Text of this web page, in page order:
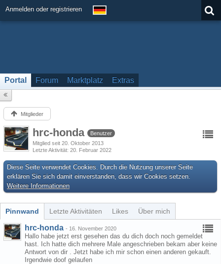
Anmelden oder registrieren
Portal Forum Marktplatz Extras
Mitglieder
hrc-honda
Benutzer
Mitglied seit 20. Oktober 2013
Letzte Aktivität 20. Februar 2022
Diese Seite verwendet Cookies. Durch die Nutzung unserer Seite
erklären Sie sich damit einverstanden, dass wir Cookies setzen.
Weitere Informationen
Pinnwand Letzte Aktivitäten Likes Über mich
hrc-honda - 16. November 2020
Hallo habe jetzt erst gesehen das du dich doch noch gemeldet
hast. Ich hatte dich mehrere Male angeschrieben bekam aber keine
Antwort von dir . Jetzt habe ich mir schon einen anderen gekauft.
Irgendwie doof gelaufen